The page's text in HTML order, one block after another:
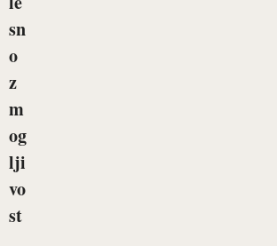
sn
o
z
m
og
lji
vo
st